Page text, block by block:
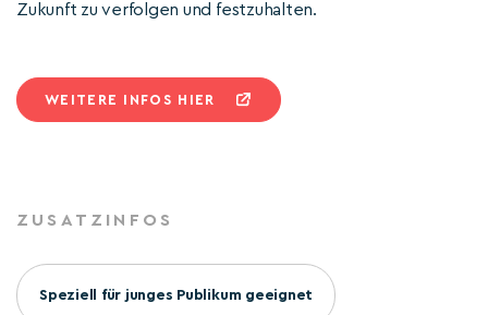
Zukunft zu verfolgen und festzuhalten.
WEITERE INFOS HIER
ZUSATZINFOS
Speziell für junges Publikum geeignet